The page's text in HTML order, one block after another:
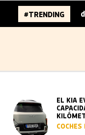
#TRENDING
del
EL KIA